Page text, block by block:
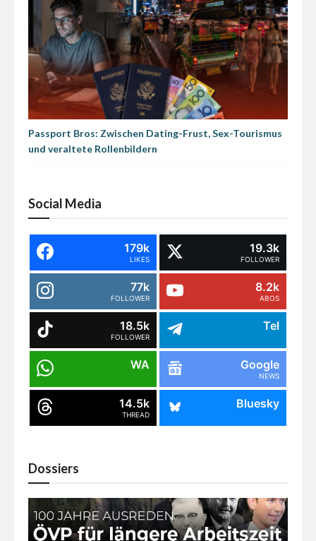
Passport Bros: Zwischen Dating-Frust, Sex-Tourismus
und veraltete Rollenbildern
Social Media
179k
LIKES
19.3k
FOLLOWER
77k
FOLLOWER
8.2k
ABOS
18.5k
FOLLOWER
Tel
WA Google
NEWS
14.5k
THREAD
Bluesky
Dossiers